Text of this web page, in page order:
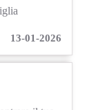
13-01-2026